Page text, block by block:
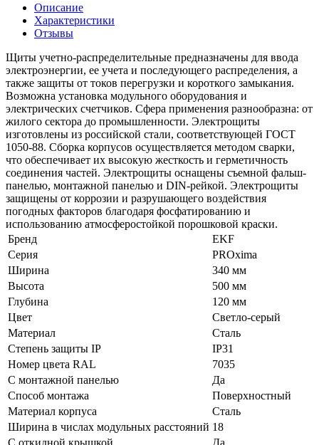
Описание
Характеристики
Отзывы
Щиты учетно-распределительные предназначены для ввода
электроэнергии, ее учета и последующего распределения, а
также защиты от токов перегрузки и короткого замыкания.
Возможна установка модульного оборудования и
электрических счетчиков. Сфера применения разнообразна: от
жилого сектора до промышленности. Электрощиты
изготовлены из российской стали, соответствующей ГОСТ
1050-88. Сборка корпусов осуществляется методом сварки,
что обеспечивает их высокую жесткость и герметичность
соединения частей. Электрощиты оснащены съемной фальш-
панелью, монтажной панелью и DIN-рейкой. Электрощиты
защищены от коррозии и разрушающего воздействия
погодных факторов благодаря фосфатированию и
использованию атмосферостойкой порошковой краски.
Бренд
EKF
Серия
PROxima
Ширина
340 мм
Высота
500 мм
Глубина
120 мм
Цвет
Светло-серый
Материал
Сталь
Степень защиты IP
IP31
Номер цвета RAL
7035
С монтажной панелью
Да
Способ монтажа
Поверхностный
Материал корпуса
Сталь
Ширина в числах модульных расстояний 18
С откидной крышкой
Да